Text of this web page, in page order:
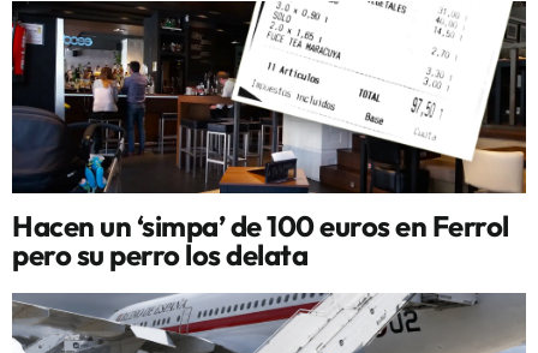
Hacen un ‘simpa’ de 100 euros en Ferrol
pero su perro los delata